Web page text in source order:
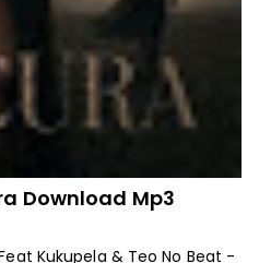
Download Mp3
Kukupela & Teo No Beat -